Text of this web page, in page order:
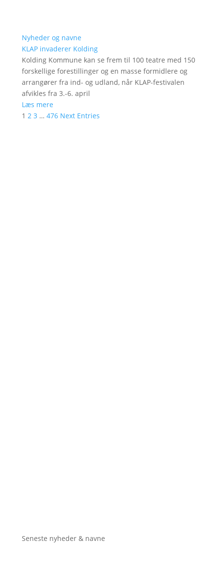
Nyheder og navne
KLAP invaderer Kolding
Kolding Kommune kan se frem til 100 teatre med 150
forskellige forestillinger og en masse formidlere og
arrangører fra ind- og udland, når KLAP-festivalen
afvikles fra 3.-6. april
Læs mere
1 2 3 … 476 Next Entries
Seneste nyheder & navne